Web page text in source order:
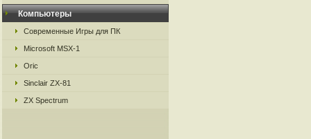
Компьютеры
Современные Игры для ПК
Microsoft MSX-1
Oric
Sinclair ZX-81
ZX Spectrum